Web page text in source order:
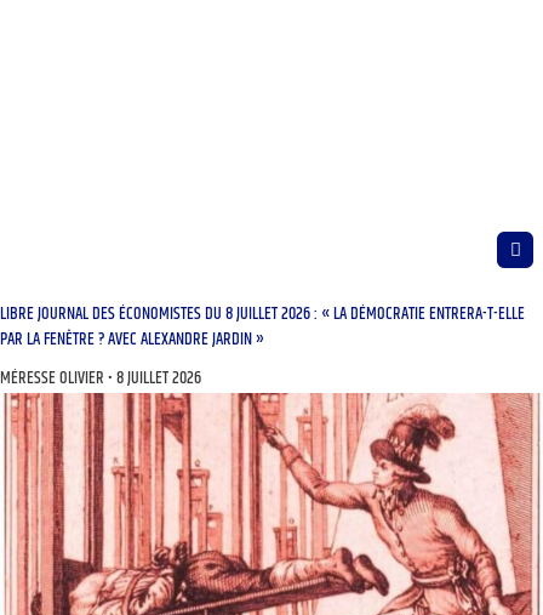
LIBRE JOURNAL DES ÉCONOMISTES DU 8 JUILLET 2026 : « LA DÉMOCRATIE ENTRERA-T-ELLE
PAR LA FENÊTRE ? AVEC ALEXANDRE JARDIN »
MÉRESSE OLIVIER 8 JUILLET 2026